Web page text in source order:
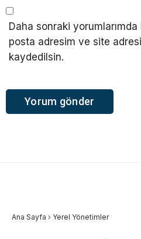
Daha sonraki yorumlarımda
posta adresim ve site
kaydedilsin.
Ana Sayfa › Yerel Yönetimler